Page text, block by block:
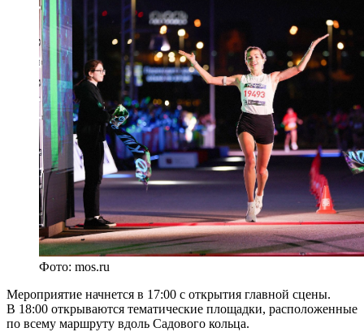
Фото: mos.ru
Мероприятие начнется в 17:00 с открытия главной сцены.
В 18:00 открываются тематические площадки, расположенные
по всему маршруту вдоль Садового кольца.